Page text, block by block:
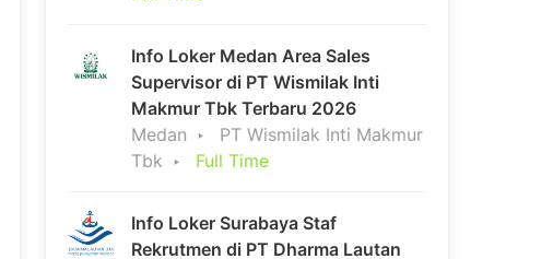
Info Loker Medan Area Sales
Supervisor di PT Wismilak Inti
Makmur Tbk Terbaru 2026
Medan
PT Wismilak Inti Makmur
Tbk
Full Time
Info Loker Surabaya Staf
Rekrutmen di PT Dharma Lautan